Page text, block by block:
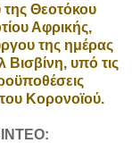
Θεοτόκου
Αφρικής,
της ημέρας
Βισβίνη, υπό τις
του Κορονοϊού.